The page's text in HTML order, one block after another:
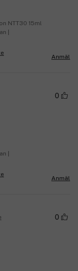
NTT30 15ml
|
Anmäl
0
|
Anmäl
0